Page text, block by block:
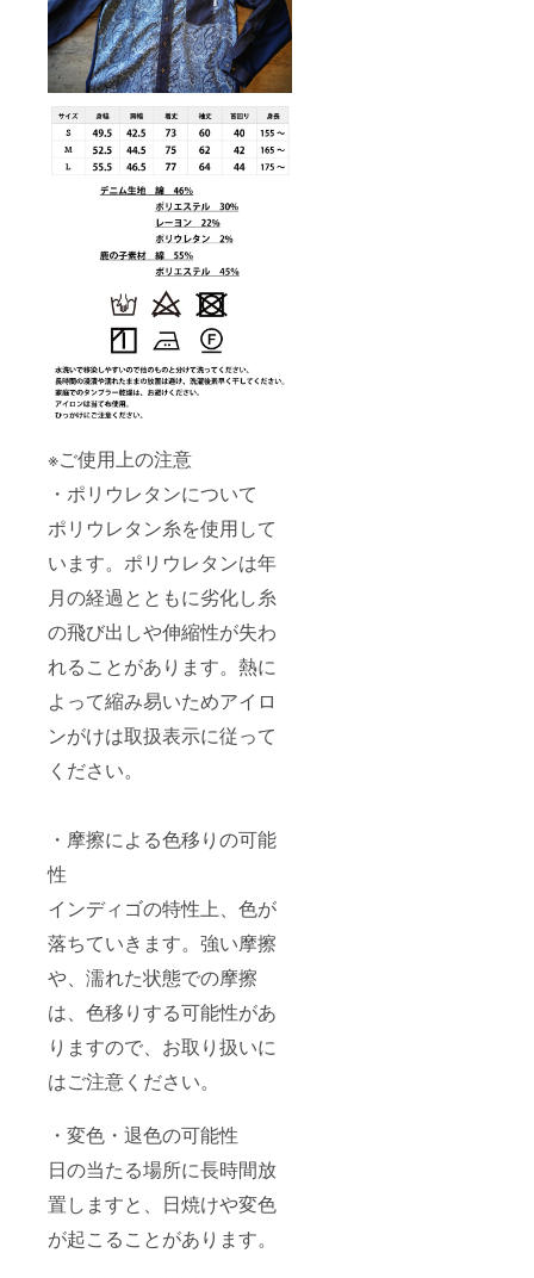
※ご使用上の注意
・ポリウレタンについて
ポリウレタン糸を使用して
います。ポリウレタンは年
月の経過とともに劣化し糸
の飛び出しや伸縮性が失わ
れることがあります。熱に
よって縮み易いためアイロ
ンがけは取扱表示に従って
ください。
・摩擦による色移りの可能
性
インディゴの特性上、色が
落ちていきます。強い摩擦
や、濡れた状態での摩擦
は、色移りする可能性があ
りますので、お取り扱いに
はご注意ください。
・変色・退色の可能性
日の当たる場所に長時間放
置しますと、日焼けや変色
が起こることがあります。